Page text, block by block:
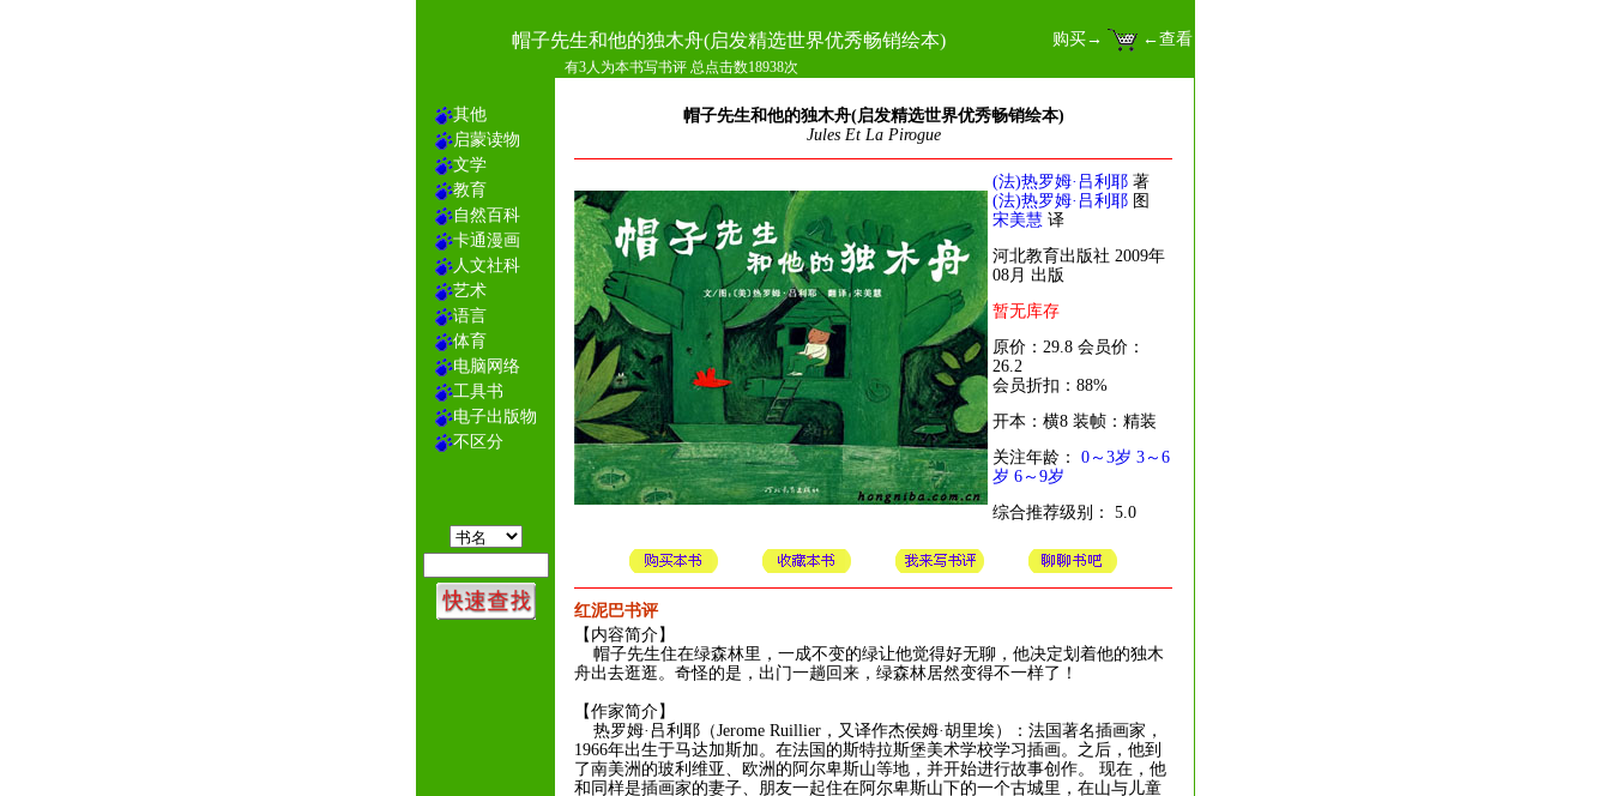
帽子先生和他的独木舟(启发精选世界优秀畅销绘本) 购买→ ←查看
有3人为本书写书评 总点击数18938次
其他
启蒙读物
文学
教育
自然百科
卡通漫画
人文社科
艺术
语言
体育
电脑网络
工具书
电子出版物
不区分
帽子先生和他的独木舟(启发精选世界优秀畅销绘本)
Jules Et La Pirogue
(法)热罗姆·吕利耶 著
(法)热罗姆·吕利耶 图
宋美慧 译
河北教育出版社 2009年
08月 出版
暂无库存
原价：29.8 会员价：
26.2
会员折扣：88%
开本：横8 装帧：精装
关注年龄： 0～3岁 3～6
岁 6～9岁
综合推荐级别： 5.0
红泥巴书评
【内容简介】
帽子先生住在绿森林里，一成不变的绿让他觉得好无聊，他决定划着他的独木
舟出去逛逛。奇怪的是，出门一趟回来，绿森林居然变得不一样了！
【作家简介】
热罗姆·吕利耶（Jerome Ruillier，又译作杰侯姆·胡里埃）：法国著名插画家，
1966年出生于马达加斯加。在法国的斯特拉斯堡美术学校学习插画。之后，他到
了南美洲的玻利维亚、欧洲的阿尔卑斯山等地，并开始进行故事创作。 现在，他
和同样是插画家的妻子、朋友一起住在阿尔卑斯山下的一个古城里，在山与儿童